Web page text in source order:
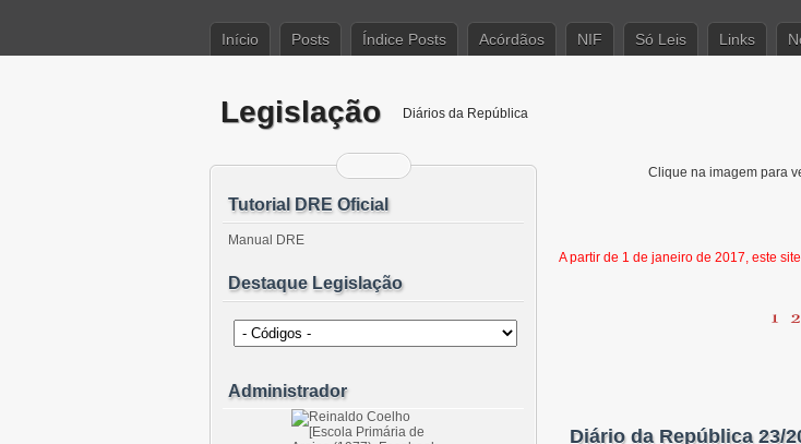
Início Posts Índice Posts Acórdãos NIF Só Leis Links
Legislação Diários da República
Clique na imagem para
A partir de 1 de janeiro de 2017, este
Diário da República 23/
Tutorial DRE Oficial
Manual DRE
Destaque Legislação
Administrador